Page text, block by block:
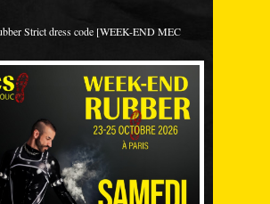
Strict dress code [WEEK-END MEC